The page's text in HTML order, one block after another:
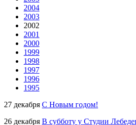
2004
2003
2002
2001
2000
1999
1998
1997
1996
1995
27 декабря С Новым годом!
26 декабря В субботу у Студии